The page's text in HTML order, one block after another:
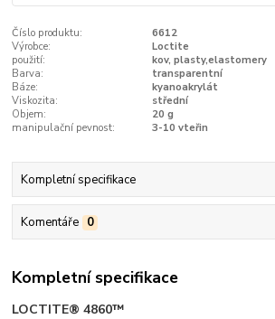
Číslo produktu:
6612
Výrobce:
Loctite
použití:
kov, plasty,elastomery
Barva:
transparentní
Báze:
kyanoakrylát
Viskozita:
střední
Objem:
20 g
manipulační pevnost:
3-10 vteřin
Kompletní specifikace
Komentáře 0
Kompletní specifikace
LOCTITE® 4860™